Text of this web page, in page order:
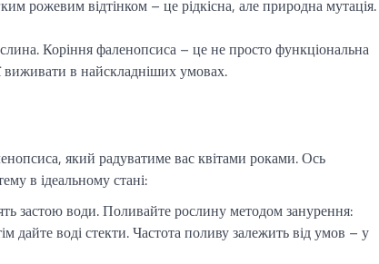
рожевим відтінком – це рідкісна, але природна мутація.
Коріння фаленопсиса – це не просто функціональна
виживати в найскладніших умовах.
який радуватиме вас квітами роками. Ось
в ідеальному стані:
застою води. Поливайте рослину методом занурення:
воді стекти. Частота поливу залежить від умов – у